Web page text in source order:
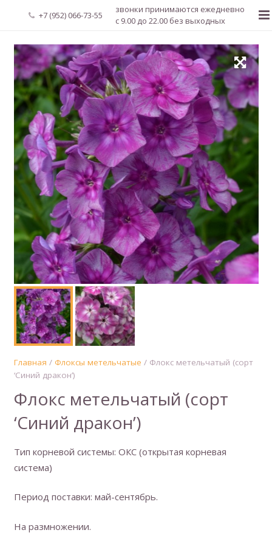
+7 (952) 066-73-55
звонки принимаются ежедневно
с 9.00 до 22.00 без выходных
Главная
О нас
Новости
Каталог растений
Доставка и оплата
Мой аккаунт
Регистрация
Главная / Флоксы метельчатые / Флокс метельчатый (сорт
‘Синий дракон’)
Флокс метельчатый (сорт
‘Синий дракон’)
Тип корневой системы: ОКС (открытая корневая
система)
Период поставки: май-сентябрь.
На размножении.